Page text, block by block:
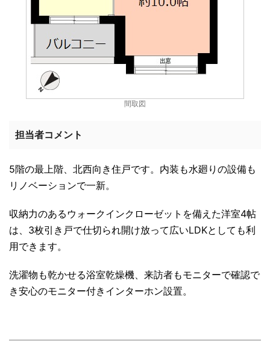
間取図
担当者コメント
5階の最上階、北西向き住戸です。内装も水廻りの設備も
リノベーションで一新。
収納力のあるウォークインクローゼットを備えた洋室4帖
は、3枚引き戸で仕切られ開け放って広いLDKとしても利
用できます。
洗濯物も乾かせる浴室乾燥機、来訪者もモニターで確認で
き安心のモニター付きインターホン設置。